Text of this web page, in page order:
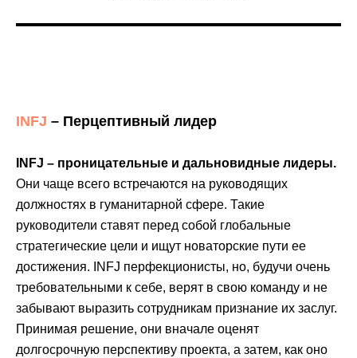
INFJ – Перцептивный лидер
INFJ – проницательные и дальновидные лидеры.
Они чаще всего встречаются на руководящих
должностях в гуманитарной сфере. Такие
руководители ставят перед собой глобальные
стратегические цели и ищут новаторские пути ее
достижения. INFJ перфекционисты, но, будучи очень
требовательными к себе, верят в свою команду и не
забывают выразить сотрудникам признание их заслуг.
Принимая решение, они вначале оценят
долгосрочную перспективу проекта, а затем, как оно